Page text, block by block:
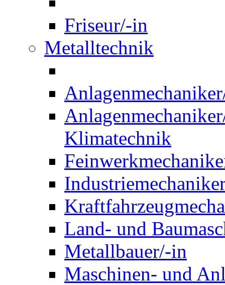
Friseur/-in
Metalltechnik
Klimatechnik
Land- und
Metallbauer/-in
Maschinen- und